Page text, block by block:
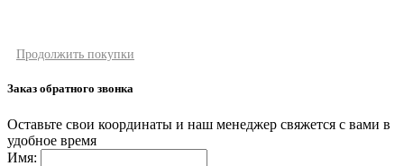
Продолжить покупки
Заказ обратного звонка
Оставьте свои координаты и наш менеджер свяжется с вами в
удобное время
Имя: